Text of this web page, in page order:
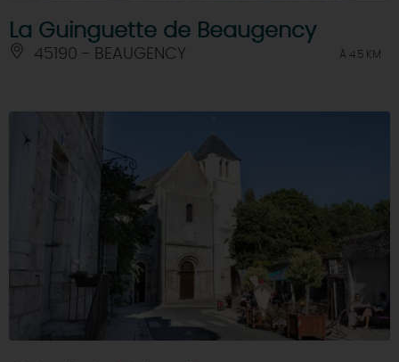
La Guinguette de Beaugency
45190 - BEAUGENCY À 4.5 KM